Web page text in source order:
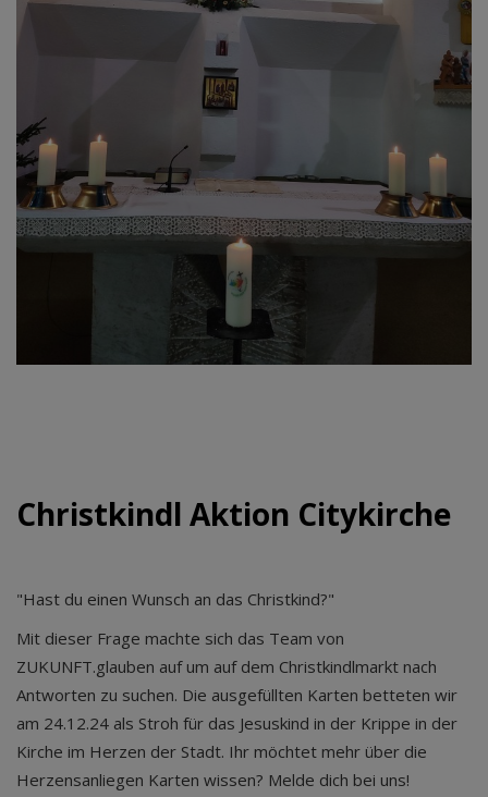
Christkindl Aktion Citykirche
"Hast du einen Wunsch an das Christkind?"
Mit dieser Frage machte sich das Team von
ZUKUNFT.glauben auf um auf dem Christkindlmarkt nach
Antworten zu suchen. Die ausgefüllten Karten betteten wir
am 24.12.24 als Stroh für das Jesuskind in der Krippe in der
Kirche im Herzen der Stadt. Ihr möchtet mehr über die
Herzensanliegen Karten wissen? Melde dich bei uns!